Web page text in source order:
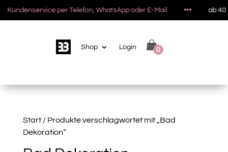
per Telefon, WhatsApp oder E-Mail ab 40
Shop Login 0
Start/ Produkte verschlagwortet mit „Bad
Dekoration“